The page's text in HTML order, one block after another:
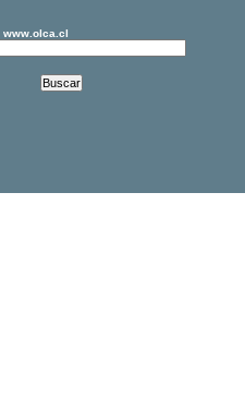
www.olca.cl